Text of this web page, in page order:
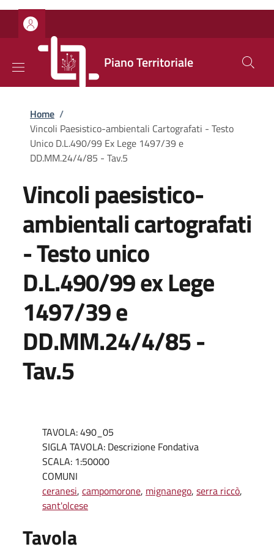
Salta al contenuto principale
Skip to footer content
Piano Territoriale
Briciole di pane
Home /
Vincoli Paesistico-ambientali Cartografati - Testo
Unico D.L.490/99 Ex Lege 1497/39 e
DD.MM.24/4/85 - Tav.5
Vincoli paesistico-
ambientali cartografati
- Testo unico
D.L.490/99 ex Lege
1497/39 e
DD.MM.24/4/85 -
Tav.5
TAVOLA: 490_05
SIGLA TAVOLA: Descrizione Fondativa
SCALA: 1:50000
COMUNI
ceranesi, campomorone, mignanego, serra riccò,
sant'olcese
Tavola